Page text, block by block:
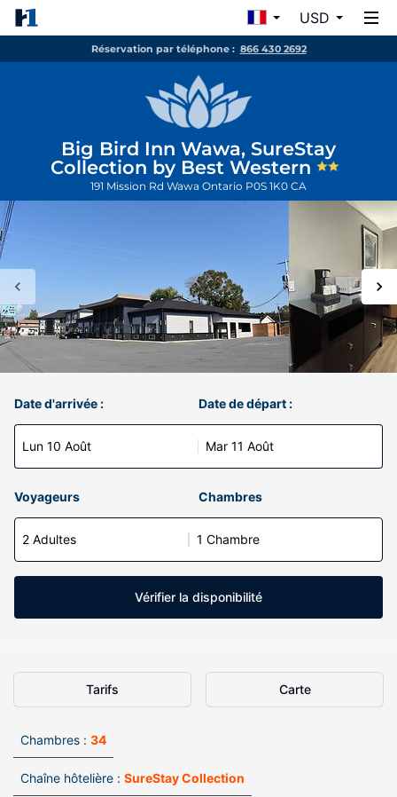
USD
Réservation par téléphone : 866 430 2692
Big Bird Inn Wawa, SureStay
Collection by Best Western
191 Mission Rd Wawa Ontario P0S 1K0 CA
Date d'arrivée :
Lun 10 Août
Date de départ :
Mar 11 Août
Voyageurs Chambres
2 Adultes 1 Chambre
Vérifier la disponibilité
Tarifs Carte
Chambres : 34
Chaîne hôtelière : SureStay Collection